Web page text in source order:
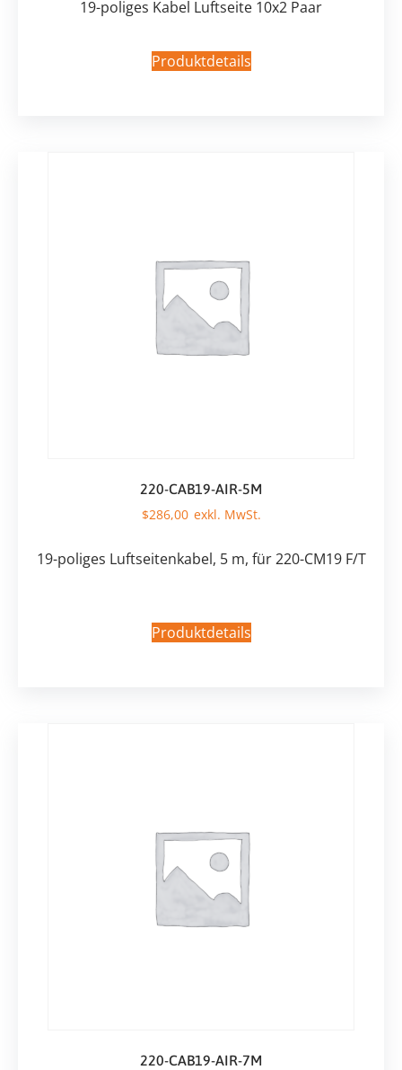
19-poliges Kabel Luftseite 10x2 Paar
Produktdetails
220-CAB19-AIR-5M
$286,00
19-poliges Luftseitenkabel, 5 m, für 220-CM19 F/T
Produktdetails
220-CAB19-AIR-7M